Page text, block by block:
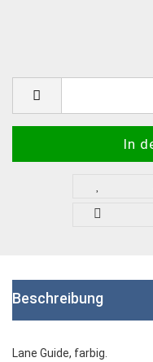
Beschreibung
Lane Guide, farbig.